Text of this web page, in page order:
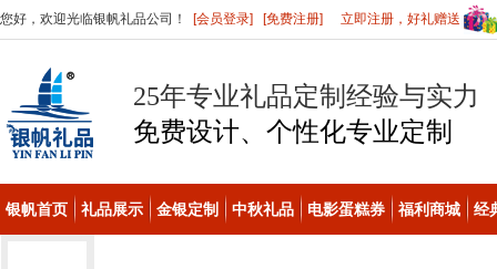
您好，欢迎光临银帆礼品公司！ [会员登录] [免费注册] 立即注册，好礼赠送
25年专业礼品定制经验与实力
免费设计、个性化专业定制
银帆首页 礼品展示 金银定制 中秋礼品 电影蛋糕券 福利商城 经